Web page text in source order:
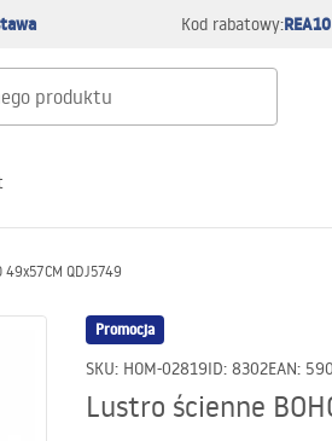
Kod rabatowy:REA10
QDJ5749
Promocja
SKU: HOM-02819ID: 8302EAN:
Lustro ścienne